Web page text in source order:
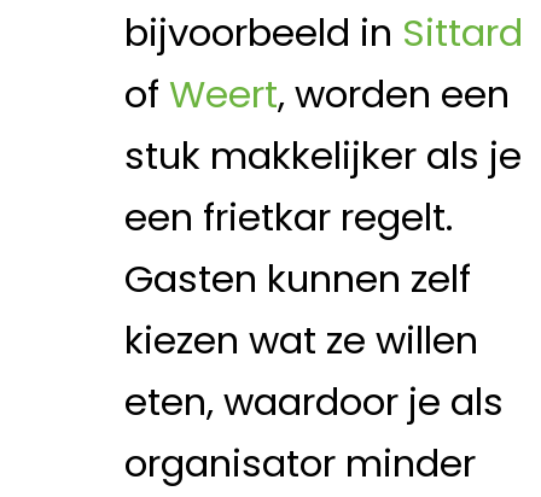
bijvoorbeeld in Sittard
of Weert, worden een
stuk makkelijker als je
een frietkar regelt.
Gasten kunnen zelf
kiezen wat ze willen
eten, waardoor je als
organisator minder